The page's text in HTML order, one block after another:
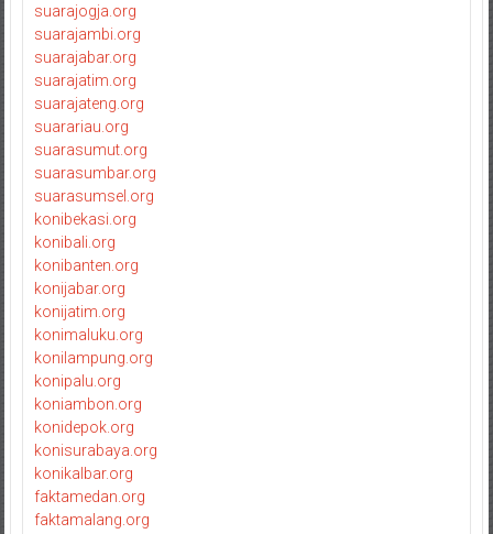
suarajogja.org
suarajambi.org
suarajabar.org
suarajatim.org
suarajateng.org
suarariau.org
suarasumut.org
suarasumbar.org
suarasumsel.org
konibekasi.org
konibali.org
konibanten.org
konijabar.org
konijatim.org
konimaluku.org
konilampung.org
konipalu.org
koniambon.org
konidepok.org
konisurabaya.org
konikalbar.org
faktamedan.org
faktamalang.org